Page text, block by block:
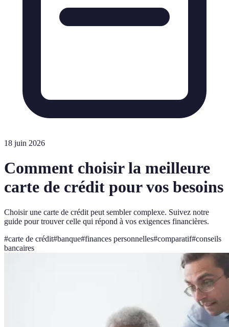
18 juin 2026
Comment choisir la meilleure
carte de crédit pour vos besoins
Choisir une carte de crédit peut sembler complexe. Suivez notre
guide pour trouver celle qui répond à vos exigences financières.
#carte de crédit#banque#finances personnelles#comparatif#conseils
bancaires